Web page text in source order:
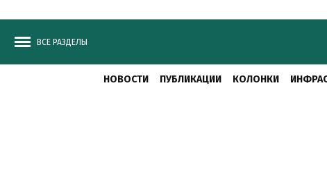
ВСЕ РАЗДЕЛЫ
НОВОСТИ ПУБЛИКАЦИИ КОЛОНКИ